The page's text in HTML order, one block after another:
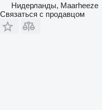
Нидерланды, Maarheeze
Связаться с продавцом